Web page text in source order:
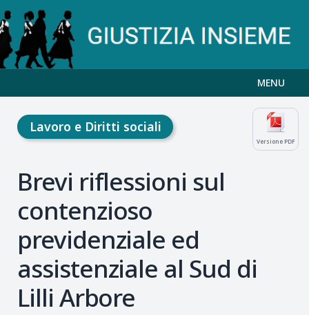
MENU
Versione PDF
Lavoro e Diritti sociali
Brevi riflessioni sul
contenzioso
previdenziale ed
assistenziale al Sud di
Lilli Arbore